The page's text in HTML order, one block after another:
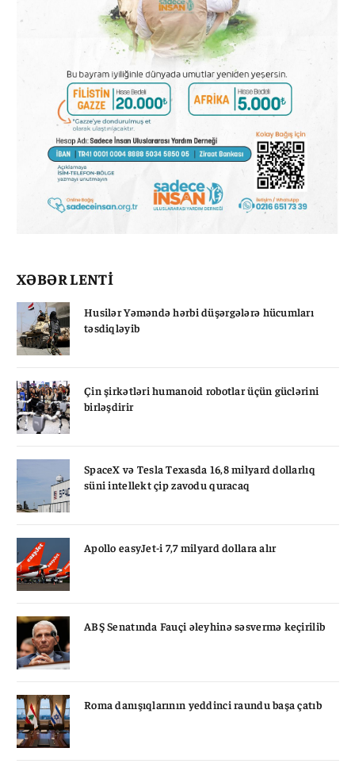
XƏBƏR LENTİ
Husilər Yəməndə hərbi düşərgələrə hücumları
təsdiqləyib
Çin şirkətləri humanoid robotlar üçün güclərini
birləşdirir
SpaceX və Tesla Texasda 16,8 milyard dollarlıq
süni intellekt çip zavodu quracaq
Apollo easyJet-i 7,7 milyard dollara alır
ABŞ Senatında Fauçi əleyhinə səsvermə keçirilib
Roma danışıqlarının yeddinci raundu başa çatıb